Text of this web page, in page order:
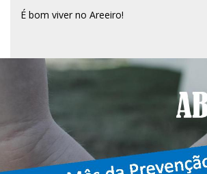
É bom viver no Areeiro!